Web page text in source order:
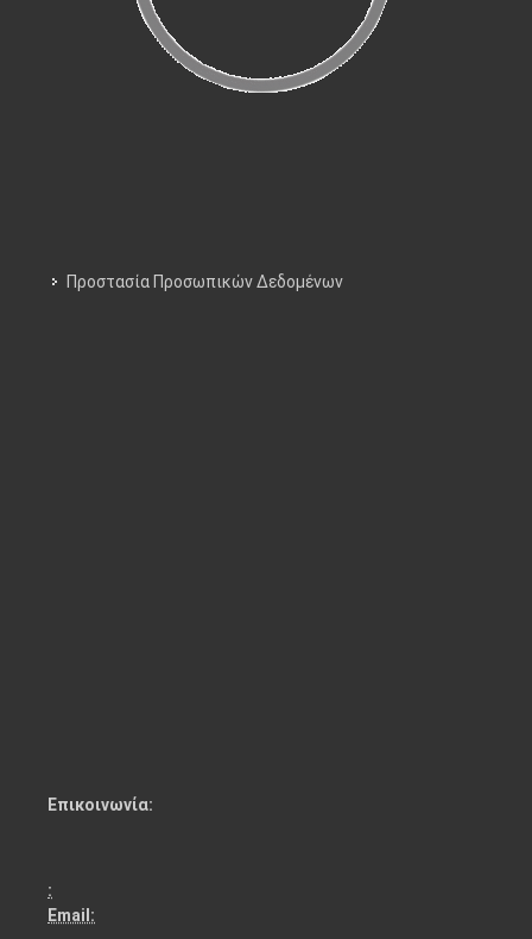
Προστασία Προσωπικών Δεδομένων
Επικοινωνία:
:
Email: